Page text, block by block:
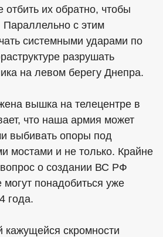
отбить их обратно, чтобы
Параллельно с этим
системными ударами по
разрушать
на левом берегу Днепра.
вышка на телецентре в
что наша армия может
выбивать опоры под
мостами и не только. Крайне
о создании ВС РФ
могут понадобиться уже
года.
кажущейся скромности